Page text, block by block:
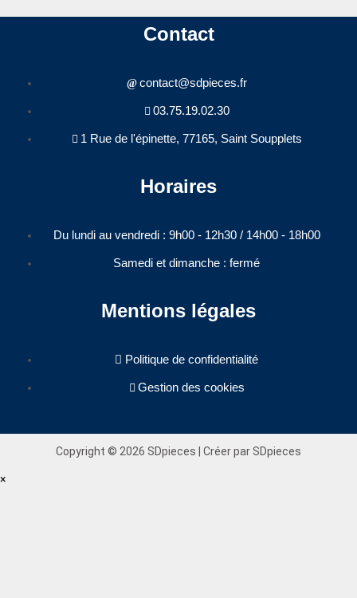
Contact
contact@sdpieces.fr
03.75.19.02.30
1 Rue de l'épinette, 77165, Saint Soupplets
Horaires
Du lundi au vendredi : 9h00 - 12h30 / 14h00 - 18h00​
Samedi et dimanche : fermé
Mentions légales
Politique de confidentialité
Gestion des cookies
Copyright © 2026 SDpieces | Créer par SDpieces
×